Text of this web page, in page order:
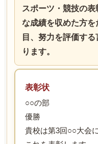
スポーツ・競技の
な成績を収めた方
目、努力を評価す
ります。
表彰状
○○の部
優勝
貴校は第3回○○大会